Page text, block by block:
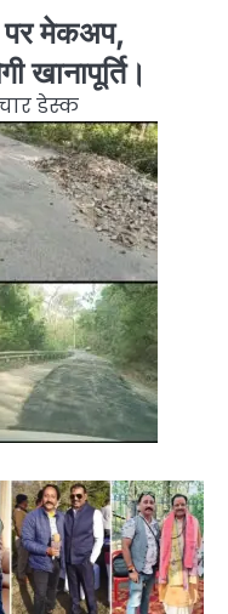
पर मेकअप,
खानापूर्ति।
डेस्क